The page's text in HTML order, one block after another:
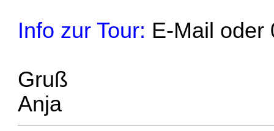
Info zur Tour: E-Mail oder
Gruß
Anja